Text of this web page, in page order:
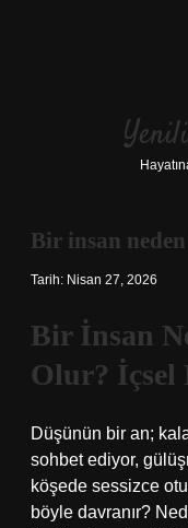
Bir insan
Tarih: Nisan 27, 2026
Bir İnsan
Olur? İçsel
Düşünün bir an;
sohbet ediyor,
köşede sessizce
böyle davranır?